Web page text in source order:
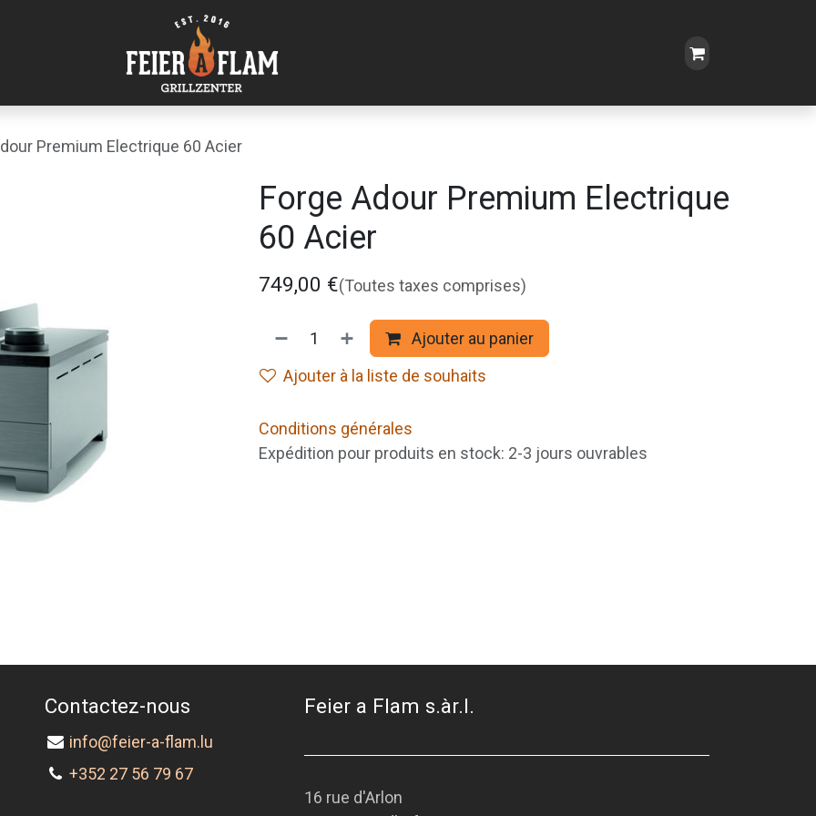
Premium Electrique 60 Acier
Forge Adour Premium Electrique
60 Acier
749,00 €(Toutes taxes comprises)
Ajouter au panier
Ajouter à la liste de souhaits
Conditions générales
Expédition pour produits en stock: 2-3 jours ouvrables
Contactez-nous
info@feier-a-flam.lu
+352 27 56 79 67
Feier a Flam s.àr.l.
16 rue d'Arlon